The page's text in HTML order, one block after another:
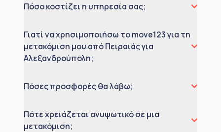
Πόσο κοστίζει η υπηρεσία σας;
Γιατί να χρησιμοποιήσω το move123 για τη
μετακόμιση μου από Πειραιάς για
Αλεξανδρούπολη;
Πόσες προσφορές θα λάβω;
Πότε χρειάζεται ανυψωτικό σε μια
μετακόμιση;